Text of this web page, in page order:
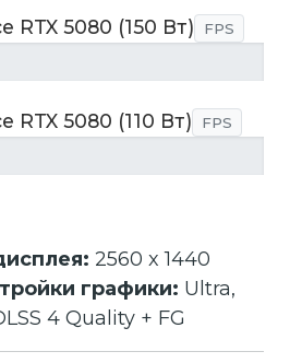
RTX 5080 (150 Вт) FPS
RTX 5080 (110 Вт) FPS
2560 x 1440
графики: Ultra,
4 Quality + FG